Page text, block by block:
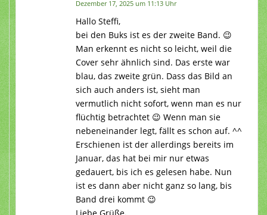
Dezember 17, 2025 um 11:13 Uhr
Hallo Steffi,
bei den Buks ist es der zweite Band. 😉
Man erkennt es nicht so leicht, weil die
Cover sehr ähnlich sind. Das erste war
blau, das zweite grün. Dass das Bild an
sich auch anders ist, sieht man
vermutlich nicht sofort, wenn man es nur
flüchtig betrachtet 😉 Wenn man sie
nebeneinander legt, fällt es schon auf. ^^
Erschienen ist der allerdings bereits im
Januar, das hat bei mir nur etwas
gedauert, bis ich es gelesen habe. Nun
ist es dann aber nicht ganz so lang, bis
Band drei kommt 😉